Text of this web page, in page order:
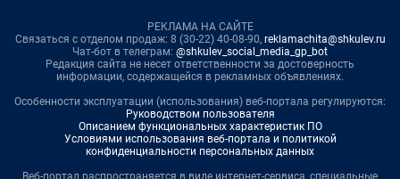
РЕКЛАМА НА САЙТЕ
Связаться с отделом продаж: 8 (30-22) 40-08-90, reklamachita@shkulev.ru
Чат-бот в телеграм: @shkulev_social_media_gp_bot
Редакция сайта не несет ответственности за достоверность
информации, содержащейся в рекламных объявлениях.
Особенности эксплуатации (использования) веб-портала регулируются:
Руководством пользователя
Описанием функциональных характеристик ПО
Условиями использования веб-портала и политикой
конфиденциальности персональных данных
Веб-портал распространяется в виде интернет-сервиса, специальные